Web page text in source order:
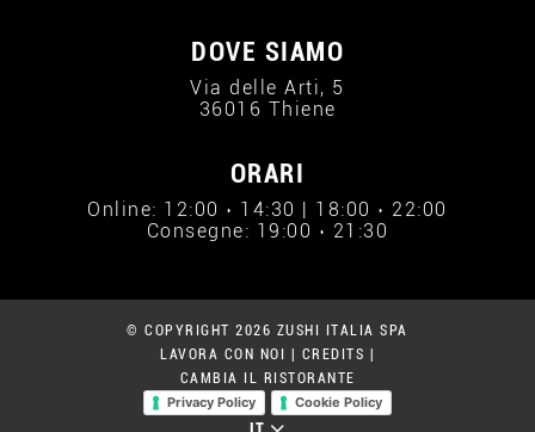
DOVE SIAMO
Via delle Arti, 5
36016 Thiene
ORARI
Online: 12:00 › 14:30 | 18:00 › 22:00
Consegne: 19:00 › 21:30
© COPYRIGHT 2026 ZUSHI ITALIA SPA
LAVORA CON NOI
CREDITS
CAMBIA IL RISTORANTE
Privacy Policy
Cookie Policy